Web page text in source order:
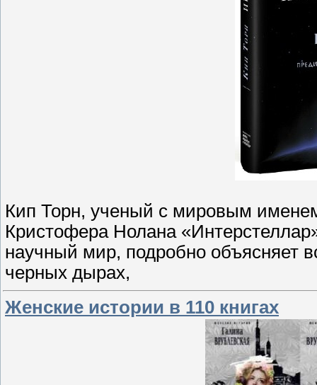
Кип Торн, ученый с мировым
Кристофера Нолана
научный мир, подробно объясняет
черных дырах,
Женские истории в 110 книгах